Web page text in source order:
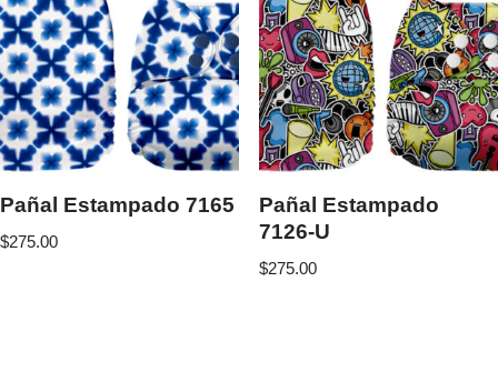
Pañal Estampado 7165
$275.00
Pañal Estampado
7126-U
$275.00